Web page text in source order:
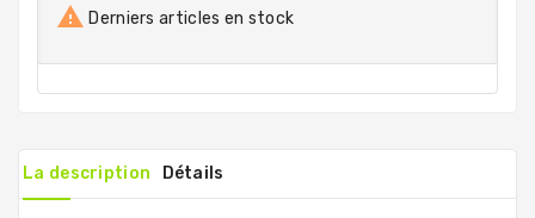
 Derniers articles en stock
La description Détails